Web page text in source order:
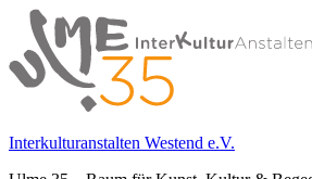
Springe
zum
Inhalt
Interkulturanstalten Westend e.V.